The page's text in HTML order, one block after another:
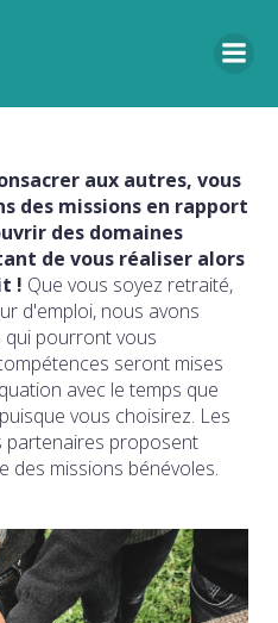
aux autres, vous
des missions en rapport
des domaines
de vous réaliser alors
! Que vous soyez retraité,
d'emploi, nous avons
qui pourront vous
seront mises
avec le temps que
vous choisirez. Les
partenaires proposent
des missions bénévoles.